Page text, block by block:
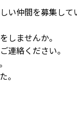
仲間を募集して
しませんか。
連絡ください。
。